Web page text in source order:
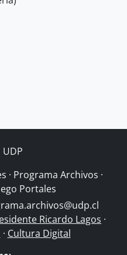
· Programa Archivos ·
Portales
Ricardo Lagos ·
· Cultura Digital